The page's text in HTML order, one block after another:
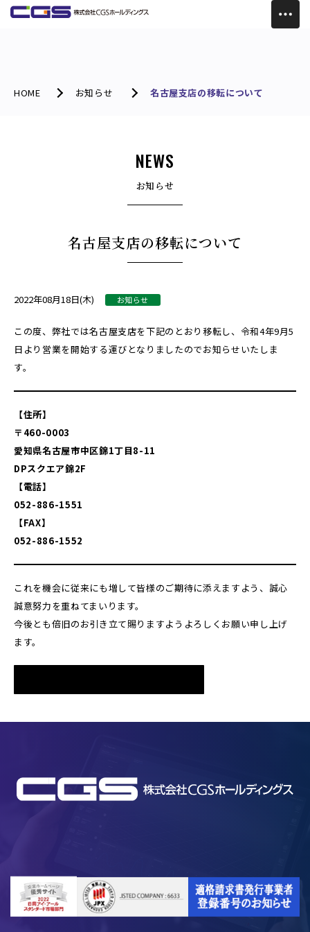
HOME お知らせ 名古屋支店の移転について
NEWS
お知らせ
名古屋支店の移転について
2022年08月18日(木) お知らせ
この度、弊社では名古屋支店を下記のとおり移転し、令和4年9月5
日より営業を開始する運びとなりましたのでお知らせいたしま
す。
【住所】
〒460-0003
愛知県名古屋市中区錦1丁目8-11
DPスクエア錦2F
【電話】
052-886-1551
【FAX】
052-886-1552
これを機会に従来にも増して皆様のご期待に添えますよう、誠心
誠意努力を重ねてまいります。
今後とも倍旧のお引き立て賜りますようよろしくお願い申し上げ
ます。